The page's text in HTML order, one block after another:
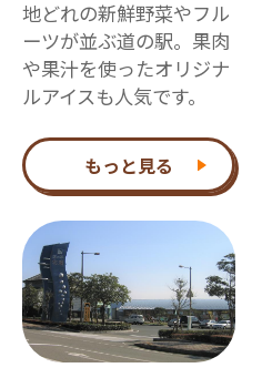
地どれの新鮮野菜やフル
ーツが並ぶ道の駅。果肉
や果汁を使ったオリジナ
ルアイスも人気です。
もっと見る